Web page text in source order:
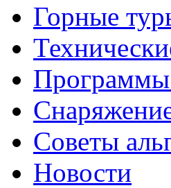
Горные
Советы
Новости